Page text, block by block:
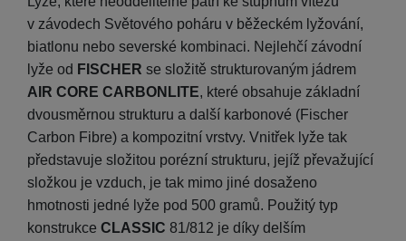
v závodech Světového poháru v běžeckém lyžování,
biatlonu nebo severské kombinaci. Nejlehčí závodní
lyže od FISCHER se složitě strukturovaným jádrem
AIR CORE CARBONLITE, které obsahuje základní
dvousměrnou strukturu a další karbonové (Fischer
Carbon Fibre) a kompozitní vrstvy. Vnitřek lyže tak
představuje složitou porézní strukturu, jejíž převažující
složkou je vzduch, je tak mimo jiné dosaženo
hmotnosti jedné lyže pod 500 gramů. Použitý typ
konstrukce CLASSIC 81/812 je díky delším